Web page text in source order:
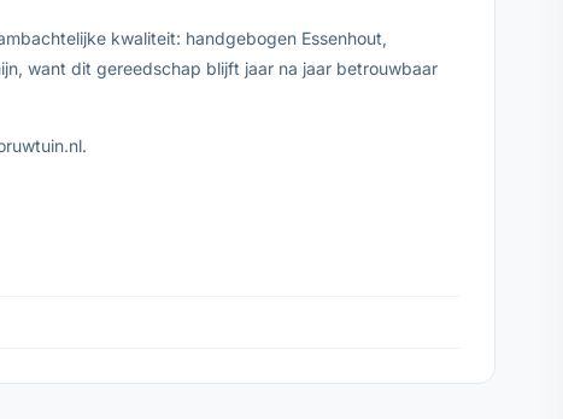
kwaliteit: handgebogen Essenhout,
want dit gereedschap blijft jaar na jaar betrouwbaar